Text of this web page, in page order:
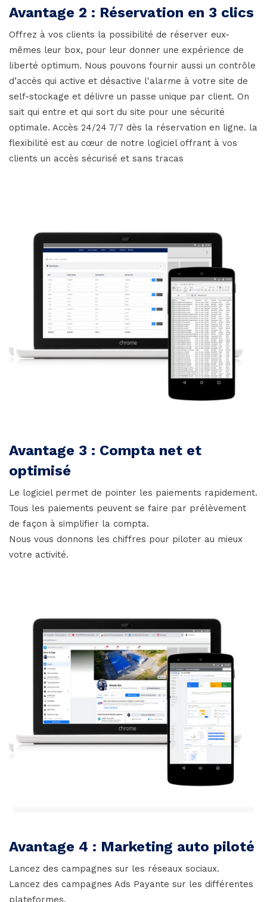
Avantage 2 : Réservation en 3 clics
Offrez à vos clients la possibilité de réserver eux-
mêmes leur box, pour leur donner une expérience de
liberté optimum. Nous pouvons fournir aussi un contrôle
d’accès qui active et désactive l'alarme à votre site de
self-stockage et délivre un passe unique par client. On
sait qui entre et qui sort du site pour une sécurité
optimale. Accès 24/24 7/7 dès la réservation en ligne. la
flexibilité est au cœur de notre logiciel offrant à vos
clients un accès sécurisé et sans tracas
Avantage 3 : Compta net et
optimisé
Le logiciel permet de pointer les paiements rapidement.
Tous les paiements peuvent se faire par prélèvement
de façon à simplifier la compta.
Nous vous donnons les chiffres pour piloter au mieux
votre activité.
Avantage 4 : Marketing auto piloté
Lancez des campagnes sur les réseaux sociaux.
Lancez des campagnes Ads Payante sur les différentes
plateformes.